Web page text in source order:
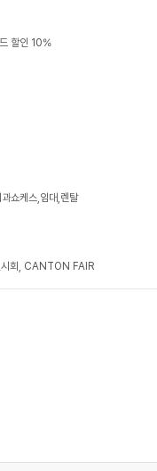
할인 10%
쇼케스,임대,렌탈
시회, CANTON FAIR